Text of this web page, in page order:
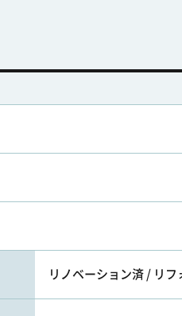
リノベーション済 / リフ